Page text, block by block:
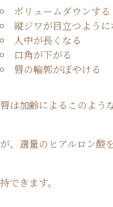
ボリュームダウンする
縦ジワが目立つように
人中が長くなる
口角が下がる
唇の輪郭がぼやける
唇は加齢によるこのよう
が、適量のヒアルロン酸
持できます。